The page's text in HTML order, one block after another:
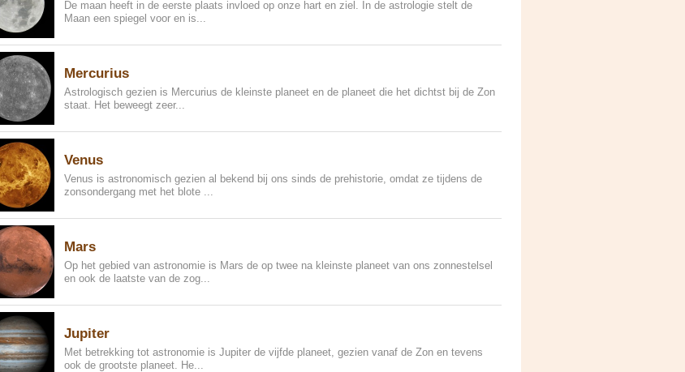
De maan heeft in de eerste plaats invloed op onze hart en ziel. In de astrologie stelt de
Maan een spiegel voor en is...
Mercurius
Astrologisch gezien is Mercurius de kleinste planeet en de planeet die het dichtst bij de Zon
staat. Het beweegt zeer...
Venus
Venus is astronomisch gezien al bekend bij ons sinds de prehistorie, omdat ze tijdens de
zonsondergang met het blote ...
Mars
Op het gebied van astronomie is Mars de op twee na kleinste planeet van ons zonnestelsel
en ook de laatste van de zog...
Jupiter
Met betrekking tot astronomie is Jupiter de vijfde planeet, gezien vanaf de Zon en tevens
ook de grootste planeet. He...